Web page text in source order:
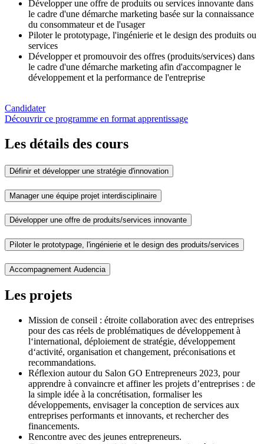
Développer une offre de produits ou services innovante dans
le cadre d'une démarche marketing basée sur la connaissance
du consommateur et de l'usager
Piloter le prototypage, l'ingénierie et le design des produits ou
services
Développer et promouvoir des offres (produits/services) dans
le cadre d'une démarche marketing afin d'accompagner le
développement et la performance de l'entreprise
Candidater
Découvrir ce programme en format apprentissage
Les détails des cours
Définir et développer une stratégie d'innovation
Manager une équipe projet interdisciplinaire
Développer une offre de produits/services innovante
Piloter le prototypage, l'ingénierie et le design des produits/services
Accompagnement Audencia
Les projets
Mission de conseil : étroite collaboration avec des entreprises
pour des cas réels de problématiques de développement à
l‘international, déploiement de stratégie, développement
d‘activité, organisation et changement, préconisations et
recommandations.
Réflexion autour du Salon GO Entrepreneurs 2023, pour
apprendre à convaincre et affiner les projets d’entreprises : de
la simple idée à la concrétisation, formaliser les
développements, envisager la conception de services aux
entreprises performants et innovants, et rechercher des
financements.
Rencontre avec des jeunes entrepreneurs.